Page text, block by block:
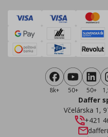
Daffer
Včelárska 1,
+421
8k+ 50+ 50+